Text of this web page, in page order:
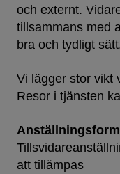
och externt.
tillsammans med
bra och tydligt
Vi lägger stor vikt
Resor i tjänsten
Anställningsform
att tillämpas